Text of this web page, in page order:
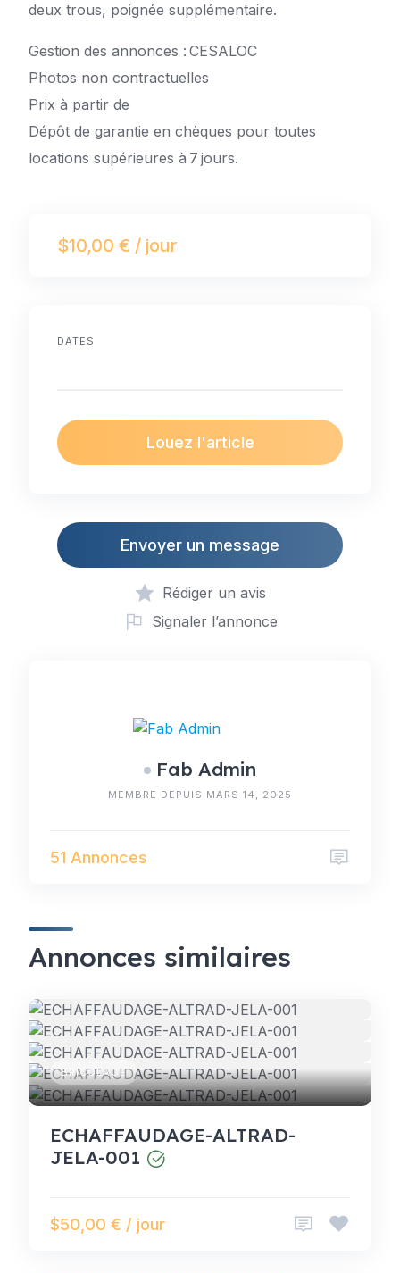
deux trous, poignée supplémentaire.
Gestion des annonces : CESALOC
Photos non contractuelles
Prix à partir de
Dépôt de garantie en chèques pour toutes
locations supérieures à 7 jours.
$10,00 € / jour
DATES
Louez l'article
Envoyer un message
Rédiger un avis
Signaler l’annonce
Fab Admin
MEMBRE DEPUIS MARS 14, 2025
51 Annonces
Annonces similaires
BRICOLAGE
ECHAFFAUDAGE-ALTRAD-
JELA-001
$50,00 € / jour